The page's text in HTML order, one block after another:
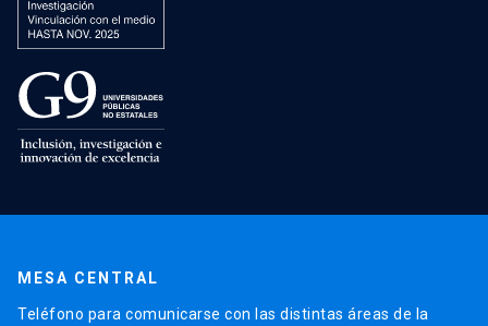
MESA CENTRAL
Teléfono para comunicarse con las distintas áreas de la